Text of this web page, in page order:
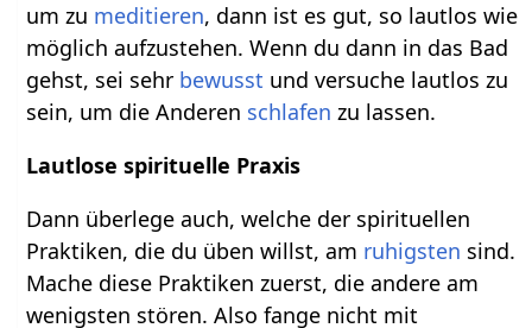
um zu meditieren, dann ist es gut, so lautlos wie
möglich aufzustehen. Wenn du dann in das Bad
gehst, sei sehr bewusst und versuche lautlos zu
sein, um die Anderen schlafen zu lassen.
Lautlose spirituelle Praxis
Dann überlege auch, welche der spirituellen
Praktiken, die du üben willst, am ruhigsten sind.
Mache diese Praktiken zuerst, die andere am
wenigsten stören. Also fange nicht mit